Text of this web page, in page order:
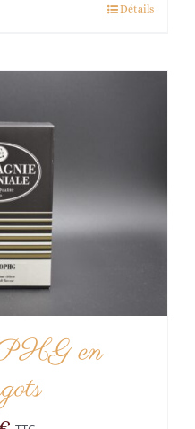
Détails
en